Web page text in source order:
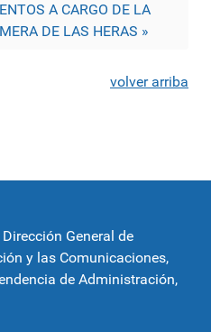
A CARGO DE LA
DE LAS HERAS »
volver arriba
General de
y las Comunicaciones,
de Administración,